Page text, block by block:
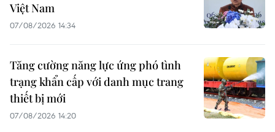
Việt Nam
07/08/2026 14:34
Tăng cường năng lực ứng phó tình
trạng khẩn cấp với danh mục trang
thiết bị mới
07/08/2026 14:20